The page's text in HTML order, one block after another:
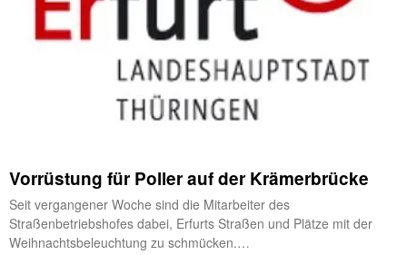
Vorrüstung für Poller auf der Krämerbrücke
Seit vergangener Woche sind die Mitarbeiter des
Straßenbetriebshofes dabei, Erfurts Straßen und Plätze mit der
Weihnachtsbeleuchtung zu schmücken.…